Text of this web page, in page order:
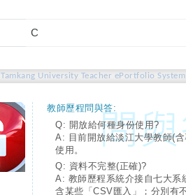
C
Tamkang University Teacher ePortfolio
教師歷程問與答:
Q: 開放給何種身份使用?
A: 目前開放給淡江大學教師(
使用。
Q: 資料不完整(正確)?
A: 教師歷程系統介接自七大系
含某些「CSV匯入」；分別有